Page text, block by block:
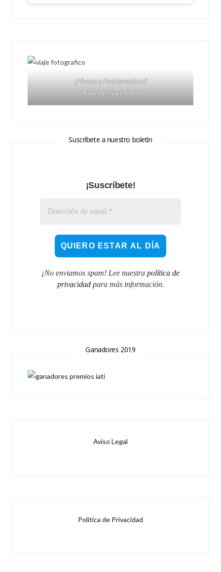
¿Vienes a Fuerteventura?
Ruben te hace fotos
Suscríbete a nuestro boletín
¡Suscríbete!
¡No enviamos spam! Lee nuestra política de
privacidadpara más información.
Ganadores 2019
Aviso Legal
Política de Privacidad